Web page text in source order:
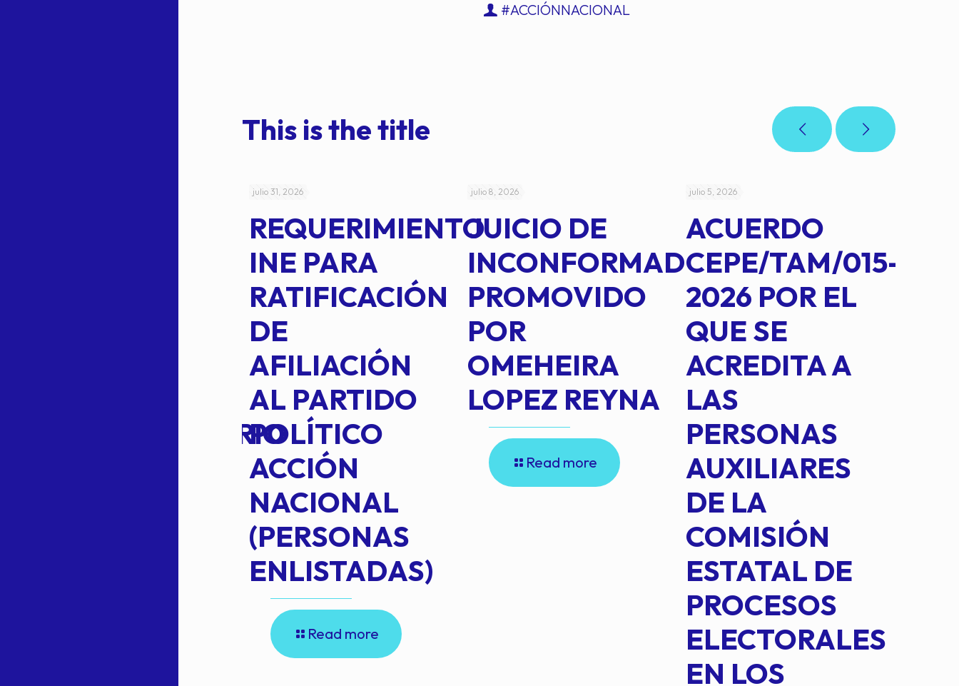
#ACCIÓNNACIONAL
This is the title
EXTRAORDINARIO
julio 31, 2026
REQUERIMIENTO
INE PARA
RATIFICACIÓN
DE
AFILIACIÓN
AL PARTIDO
POLÍTICO
ACCIÓN
NACIONAL
(PERSONAS
ENLISTADAS)
Read more
julio 8, 2026
JUICIO DE
INCONFORMAD
PROMOVIDO
POR
OMEHEIRA
LOPEZ REYNA
Read more
julio 5, 2026
ACUERDO
CEPE/TAM/015-
2026 POR EL
QUE SE
ACREDITA A
LAS
PERSONAS
AUXILIARES
DE LA
COMISIÓN
ESTATAL DE
PROCESOS
ELECTORALES
EN LOS